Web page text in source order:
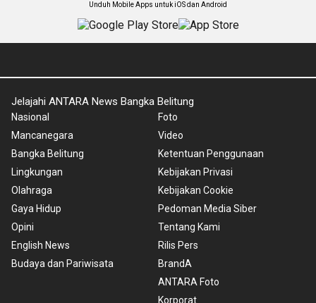
Unduh Mobile Apps untuk iOS dan Android
Jelajahi ANTARA News Bangka Belitung
Nasional
Mancanegara
Bangka Belitung
Lingkungan
Olahraga
Gaya Hidup
Opini
English News
Budaya dan Pariwisata
Foto
Video
Ketentuan Penggunaan
Kebijakan Privasi
Kebijakan Cookie
Pedoman Media Siber
Tentang Kami
Rilis Pers
BrandA
ANTARA Foto
Korporat